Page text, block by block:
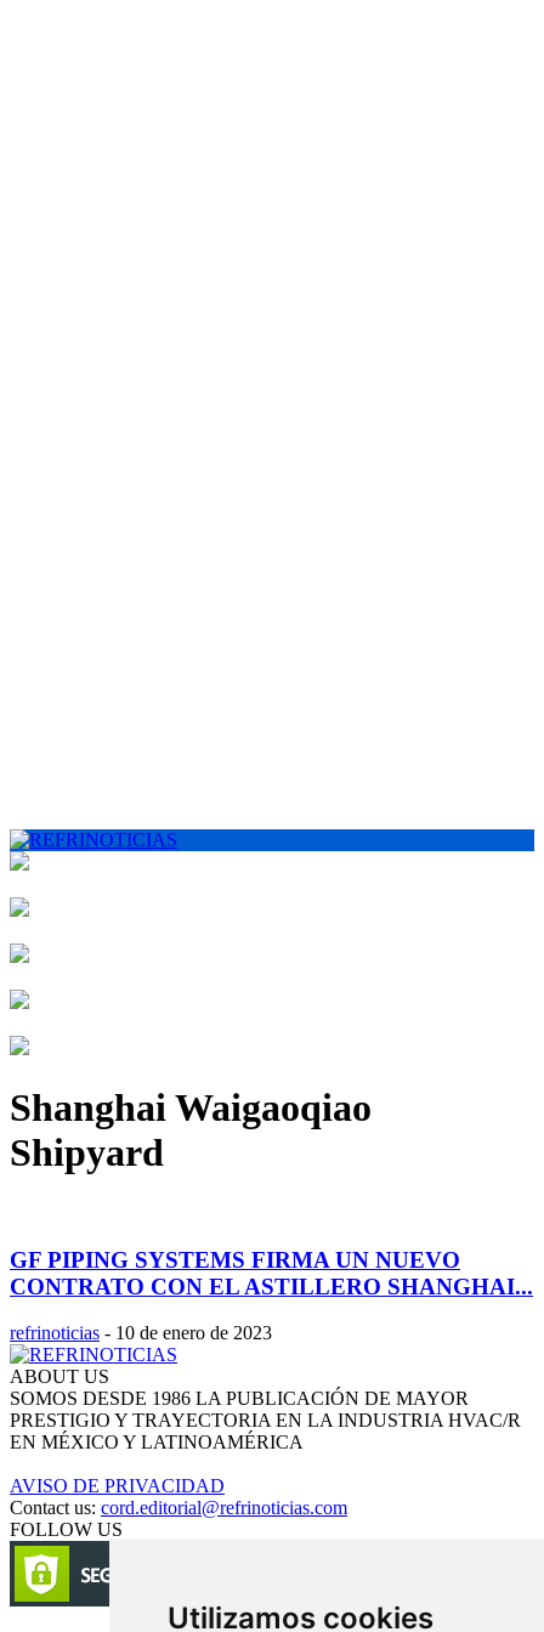
Utilizamos cookies
Shanghai Waigaoqiao
Shipyard
GF PIPING SYSTEMS FIRMA UN NUEVO
CONTRATO CON EL ASTILLERO SHANGHAI...
refrinoticias - 10 de enero de 2023
ABOUT US
SOMOS DESDE 1986 LA PUBLICACIÓN DE MAYOR
PRESTIGIO Y TRAYECTORIA EN LA INDUSTRIA HVAC/R
EN MÉXICO Y LATINOAMÉRICA
AVISO DE PRIVACIDAD
Contact us: cord.editorial@refrinoticias.com
FOLLOW US